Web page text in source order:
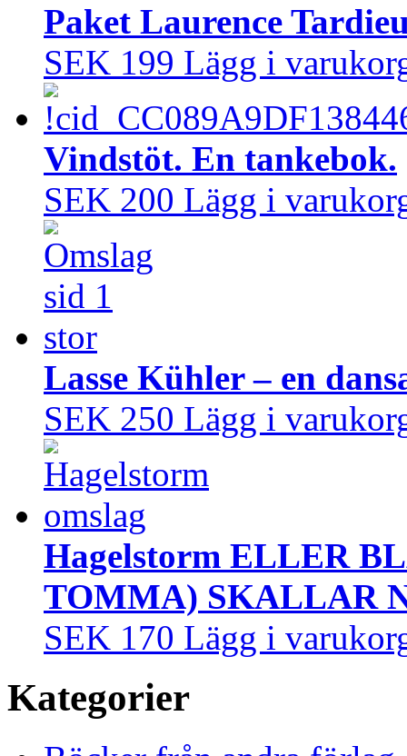
Paket Laurence
SEK 199 Lägg i
Vindstöt. En tankebok.
SEK 200 Lägg i
Lasse Kühler – en
SEK 250 Lägg i
Hagelstorm ELLER
TOMMA) SKALLAR
SEK 170 Lägg i
Kategorier